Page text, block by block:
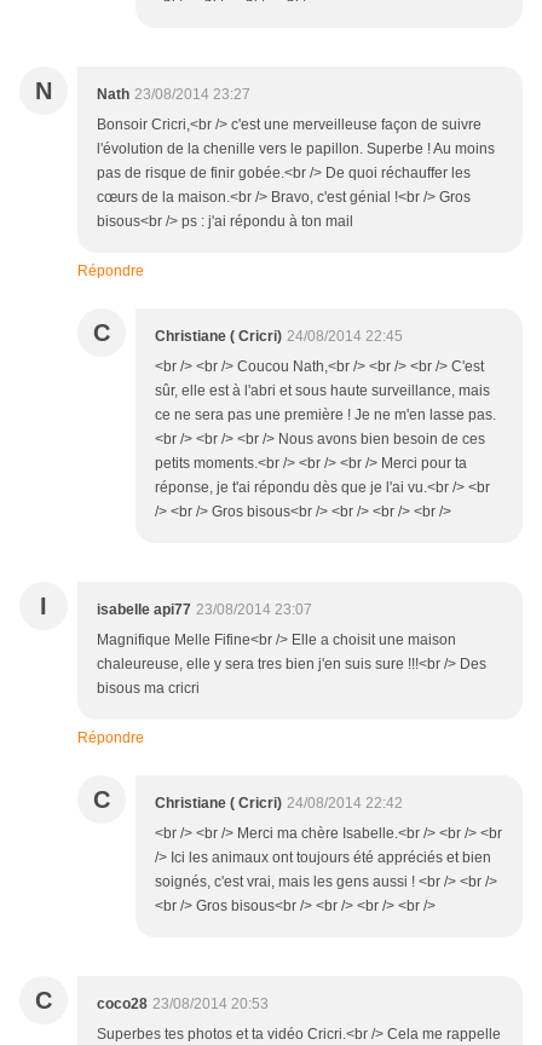
N Nath 23/08/2014 23:27
Bonsoir Cricri,<br /> c'est une merveilleuse façon de suivre
l'évolution de la chenille vers le papillon. Superbe ! Au moins
pas de risque de finir gobée.<br /> De quoi réchauffer les
cœurs de la maison.<br /> Bravo, c'est génial !<br /> Gros
bisous<br /> ps : j'ai répondu à ton mail
Répondre
C Christiane ( Cricri) 24/08/2014 22:45
<br /> <br /> Coucou Nath,<br /> <br /> <br /> C'est
sûr, elle est à l'abri et sous haute surveillance, mais
ce ne sera pas une première ! Je ne m'en lasse pas.
<br /> <br /> <br /> Nous avons bien besoin de ces
petits moments.<br /> <br /> <br /> Merci pour ta
réponse, je t'ai répondu dès que je l'ai vu.<br /> <br
/> <br /> Gros bisous<br /> <br /> <br /> <br />
I isabelle api77 23/08/2014 23:07
Magnifique Melle Fifine<br /> Elle a choisit une maison
chaleureuse, elle y sera tres bien j'en suis sure !!!<br /> Des
bisous ma cricri
Répondre
C Christiane ( Cricri) 24/08/2014 22:42
<br /> <br /> Merci ma chère Isabelle.<br /> <br /> <br
/> Ici les animaux ont toujours été appréciés et bien
soignés, c'est vrai, mais les gens aussi ! <br /> <br />
<br /> Gros bisous<br /> <br /> <br /> <br />
C coco28 23/08/2014 20:53
Superbes tes photos et ta vidéo Cricri.<br /> Cela me rappelle